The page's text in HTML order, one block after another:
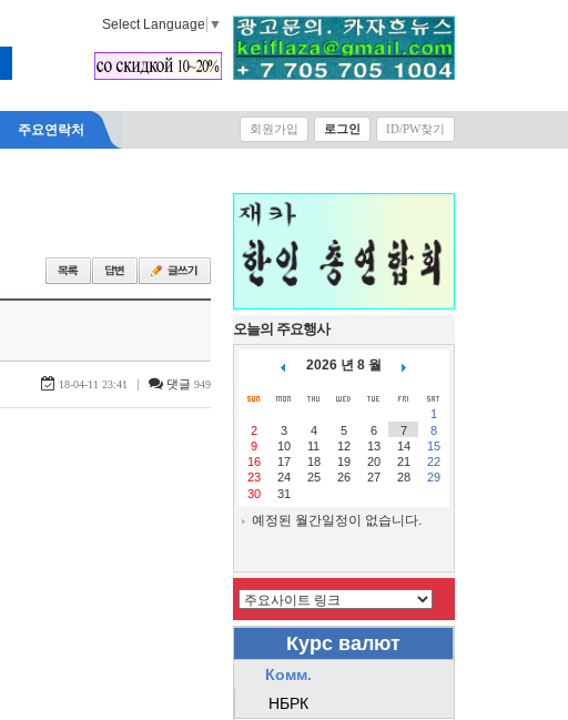
Select Language ▼
주요연락처 회원가입 로그인 ID/PW찾기
18-04-11 23:41 | 댓글 949
오늘의 주요행사
2026 년 8 월
1
2
3 4 5 6 7
8
9
10 11 12 13 14
15
16
17 18 19 20 21
22
23
24 25 26 27 28
29
30
31
예정된 월간일정이 없습니다.